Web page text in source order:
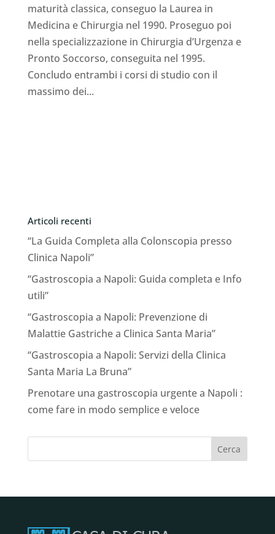
maturità classica, conseguo la Laurea in
Medicina e Chirurgia nel 1990. Proseguo poi
nella specializzazione in Chirurgia d’Urgenza e
Pronto Soccorso, conseguita nel 1995.
Concludo entrambi i corsi di studio con il
massimo dei...
Articoli recenti
“La Guida Completa alla Colonscopia presso
Clinica Napoli”
“Gastroscopia a Napoli: Guida completa e Info
utili”
“Gastroscopia a Napoli: Prevenzione di
Malattie Gastriche a Clinica Santa Maria”
“Gastroscopia a Napoli: Servizi della Clinica
Santa Maria La Bruna”
Prenotare una gastroscopia urgente a Napoli :
come fare in modo semplice e veloce